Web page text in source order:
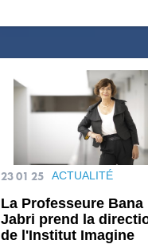
23 01 25 ACTUALITÉ
La Professeure Bana
Jabri prend la
de l'Institut Imagine